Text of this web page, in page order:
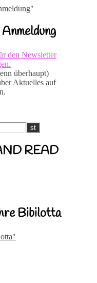
den Newsletter
überhaupt)
Aktuelles auf
READ
Bibilotta